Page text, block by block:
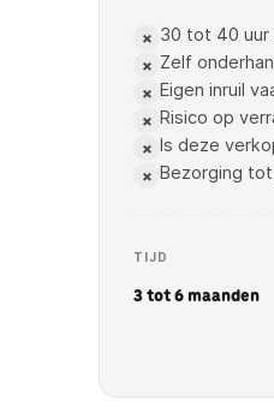
× 30 tot 40 uur
× Zelf
× Eigen inruil
× Risico op
× Is deze
× Bezorging
TIJD
3 tot 6 maanden